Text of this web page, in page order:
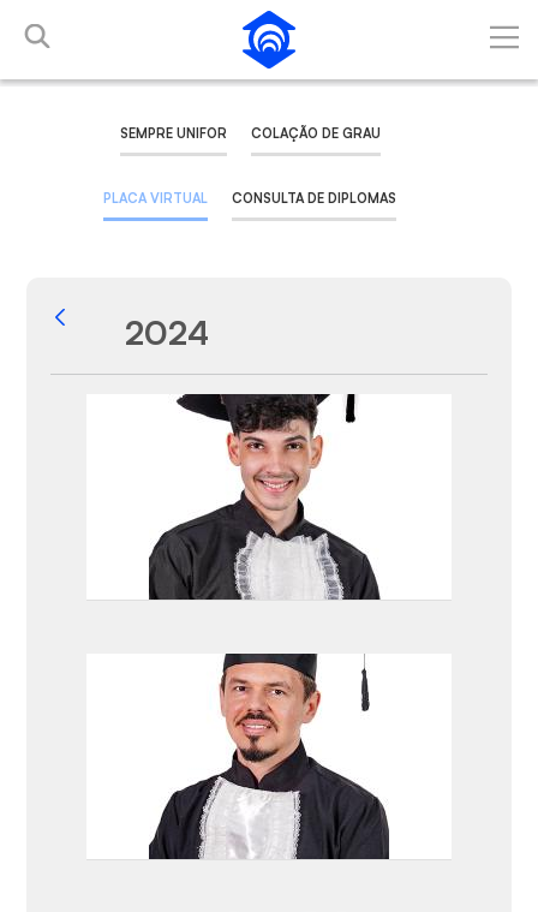
Pular para o Conteúdo principal
SEMPRE UNIFOR COLAÇÃO DE GRAU
PLACA VIRTUAL CONSULTA DE DIPLOMAS
Voltar
2024
Galeria de Mídias